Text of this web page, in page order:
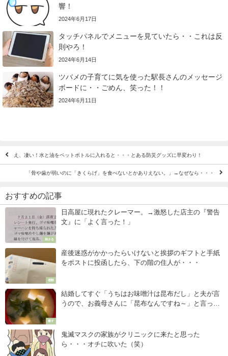
響！
2024年6月17日
タッチパネルでメニューを見ていたら・・これは反
則やろ！
2024年6月14日
ツバメの子育てに気を使った駅長さんのメッセージ
ボードに・・ごめん、笑った！！
2024年6月11日
え、凄い！水と油をペットボトルに入れると・・・とある防災グッズに早変わり！
「骨や歯が弱いのに「きくらげ」を食べないとかありえない。」→なぜなら・・・
おすすめの記事
刺さる
日高屋に現れたクレーマー。→激怒した店主の『警告
文』に「よく言った！」
感動
産後迷惑がかかったらいけないと挨拶のギフトと手紙
をポストに投函したら、下の階の住人が・・・
癒す
結婚してすぐ「うちはお味噌汁は昆布だし」と夫が言
うので、お義母さんに「昆布なんですね～」と言った
鬼滅マスクの家族がクリニックに来たと思った
ら・・・オチに吹いた（笑）